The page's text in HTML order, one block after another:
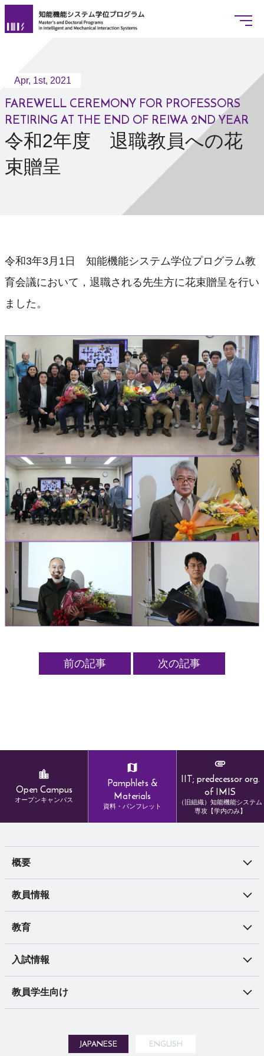
令和2年度 退職教員への花束贈
JAPANESE ENGLISH
概要
プログラムリーダー挨拶
オープン ラボ
オープン クラス
早期修了制度
長期履修制度
経済的支援
内部進学制度
デュアルディグリープログラム
修了後の進路
OB・OGのメッセージ
現役生からのメッセージ
すべての教員
XR・メディア
ヒューマンロボティクス
エンジニアリングフィジクス
入試情報
博士前期課程
留学生の方へ
教員・学生向け
TWINS（成績・履修管理）
Manaba（eラーニングシステム）
会議室予約 (3L棟)
Apr, 1st, 2021
FAREWELL CEREMONY FOR PROFESSORS
RETIRING AT THE END OF REIWA 2ND YEAR
令和2年度 退職教員への花
束贈呈
令和3年3月1日 知能機能システム学位プログラム教
育会議において，退職される先生方に花束贈呈を行い
ました。
前の記事 次の記事
Open Campus
オープンキャンパス
Pamphlets &
Materials
資料・パンフレット
IIT; predecessor org.
of IMIS
（旧組織）知能機能システム
専攻【学内のみ】
概要
教員情報
教育
入試情報
教員学生向け
JAPANESE ENGLISH